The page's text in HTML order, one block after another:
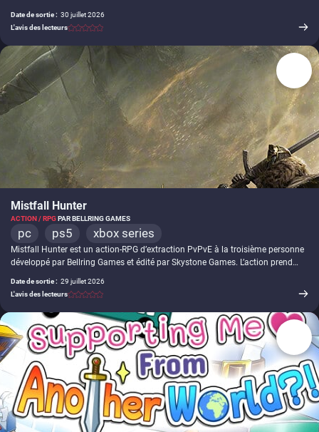
y incarne Jin, ancien soldat devenu mercenaire, chargé de protéger une jeune
fille dotée d'un pouvoir incontrôlable et liée à un complot qui menace
l'équilibre des forces en présence. Le déroulement mise sur la vitesse et la
précision : la moindre erreur entraîne la mort, chaque affrontement se réglant
dans des rues et des arènes tenues par des chefs de gang.
Date de sortie : 30 juillet 2026
L'avis des lecteurs
-
Mistfall Hunter
ACTION / RPGPAR BELLRING GAMES
pc ps5 xbox series
Mistfall Hunter est un action-RPG d’extraction PvPvE à la troisième personne
développé par Bellring Games et édité par Skystone Games. L’action prend
née après la chute des dieux. Le joueur ou la joueuse incarne un Gyldhunter
ramené à la vie, envoyé récupérer du butin, du Gyldenblood et des
équipements avant de s’extraire de la zone. Les sorties peuvent se faire en
solo ou en équipe, avec des classes, compétences, talents et armes à
combiner selon le rôle choisi. Les affrontements mêlent combat au corps-à-
corps, magie, attaques à distance, créatures hostiles et rencontres contre
d’autres équipes.
Date de sortie : 29 juillet 2026
L'avis des lecteurs
-